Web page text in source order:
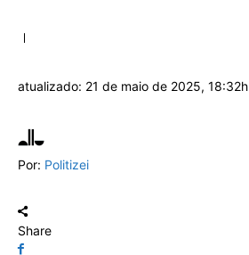
atualizado: 21 de maio de 2025, 18:32h
Por: Politizei
Share